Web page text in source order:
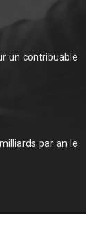
un contribuable
par an le